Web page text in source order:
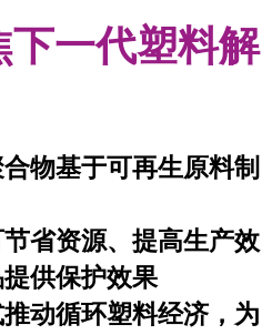
一代塑料解
物基于可再生原料制
省资源、提高生产效
供保护效果
动循环塑料经济，为